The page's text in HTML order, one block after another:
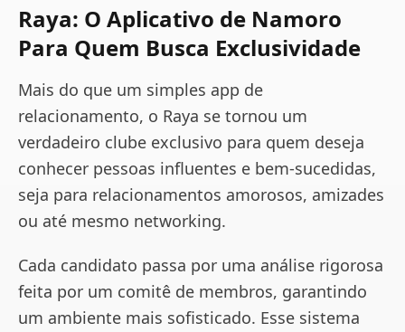
Raya: O Aplicativo de Namoro
Para Quem Busca Exclusividade
Mais do que um simples app de
relacionamento, o Raya se tornou um
verdadeiro clube exclusivo para quem deseja
conhecer pessoas influentes e bem-sucedidas,
seja para relacionamentos amorosos, amizades
ou até mesmo networking.
Cada candidato passa por uma análise rigorosa
feita por um comitê de membros, garantindo
um ambiente mais sofisticado. Esse sistema